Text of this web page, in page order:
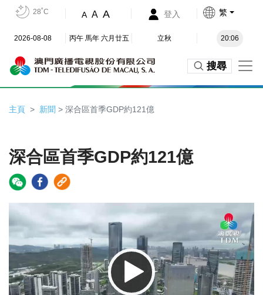
28˚C A A A 登入 繁
2026-08-08 丙午 馬年 六月廿五 立秋 20:06
搜尋
主頁 新聞 > 深合區首季GDP約121億
深合區首季GDP約121億